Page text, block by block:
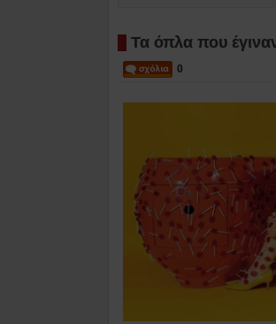
Τα όπλα που
0